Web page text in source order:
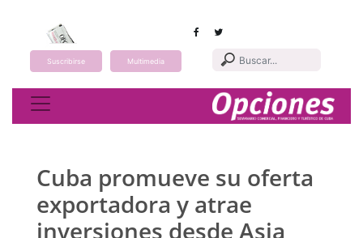
Suscribirse Multimedia
Toggle navigation
Cuba promueve su oferta
exportadora y atrae
inversiones desde Asia